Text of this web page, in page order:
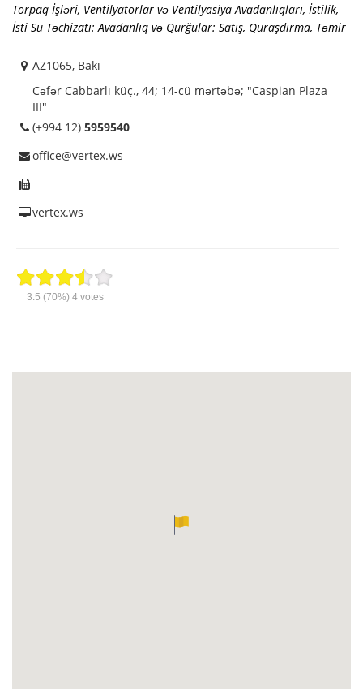
Torpaq İşləri, Ventilyatorlar və Ventilyasiya Avadanlıqları, İstilik,
İsti Su Təchizatı: Avadanlıq və Qurğular: Satış, Quraşdırma, Təmir
AZ1065, Bakı
Cəfər Cabbarlı küç., 44; 14-cü mərtəbə; "Caspian Plaza
III"
(+994 12) 5959540
office@vertex.ws
vertex.ws
3.5 (70%) 4votes